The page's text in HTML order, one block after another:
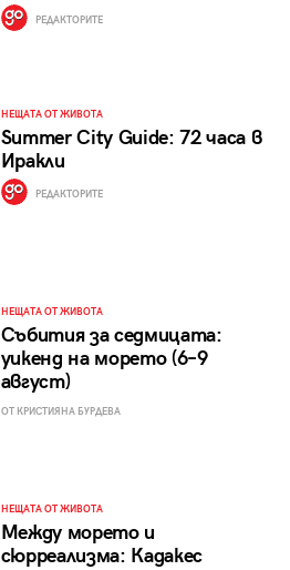
РЕДАКТОРИТЕ
НЕЩАТА ОТ ЖИВОТА
Summer City Guide: 72 часа в
Иракли
РЕДАКТОРИТЕ
НЕЩАТА ОТ ЖИВОТА
Събития за седмицата:
уикенд на морето (6–9
август)
ОТ КРИСТИЯНА БУРДЕВА
НЕЩАТА ОТ ЖИВОТА
Между морето и
сюрреализма: Кадакес